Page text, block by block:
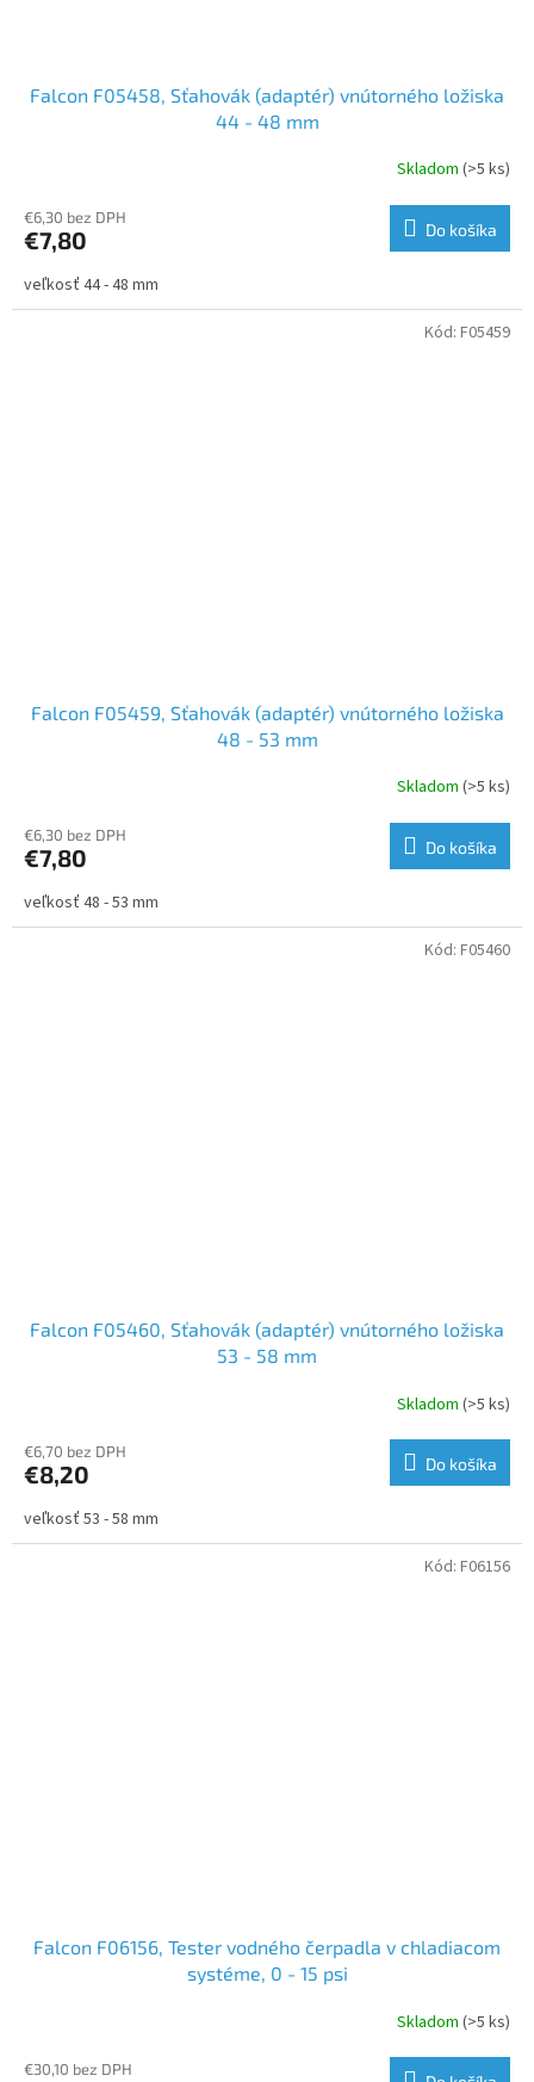
Falcon F05458, Sťahovák (adaptér) vnútorného ložiska
44 - 48 mm
Skladom (>5 ks)
€6,30 bez DPH
€7,80 Do košíka
veľkosť 44 - 48 mm
Falcon F05459, Sťahovák (adaptér) vnútorného ložiska
48 - 53 mm
Skladom (>5 ks)
€6,30 bez DPH
€7,80 Do košíka
veľkosť 48 - 53 mm
Kód: F05459
Falcon F05460, Sťahovák (adaptér) vnútorného ložiska
53 - 58 mm
Skladom (>5 ks)
€6,70 bez DPH
€8,20 Do košíka
veľkosť 53 - 58 mm
Kód: F05460
Falcon F06156, Tester vodného čerpadla v chladiacom
systéme, 0 - 15 psi
Skladom (>5 ks)
€30,10 bez DPH
Kód: F06156